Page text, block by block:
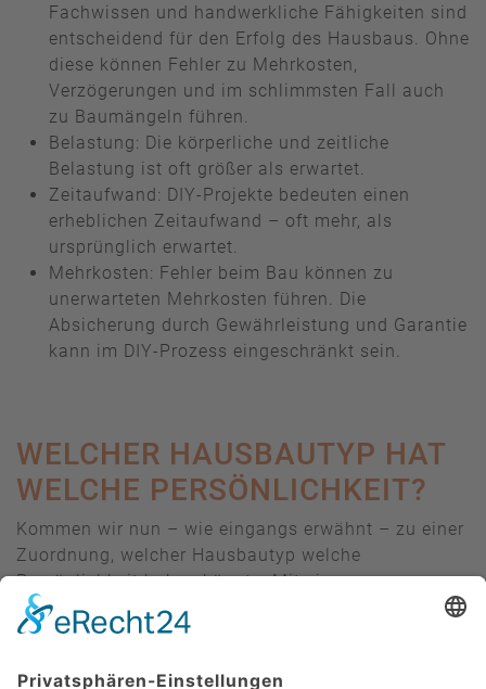
Fachwissen und handwerkliche Fähigkeiten sind
entscheidend für den Erfolg des Hausbaus. Ohne
diese können Fehler zu Mehrkosten,
Verzögerungen und im schlimmsten Fall auch
zu Baumängeln führen.
Belastung: Die körperliche und zeitliche
Belastung ist oft größer als erwartet.
Zeitaufwand: DIY-Projekte bedeuten einen
erheblichen Zeitaufwand – oft mehr, als
ursprünglich erwartet.
Mehrkosten: Fehler beim Bau können zu
unerwarteten Mehrkosten führen. Die
Absicherung durch Gewährleistung und Garantie
kann im DIY-Prozess eingeschränkt sein.
WELCHER HAUSBAUTYP HAT
WELCHE PERSÖNLICHKEIT?
Kommen wir nun – wie eingangs erwähnt – zu einer
Zuordnung, welcher Hausbautyp welche
Persönlichkeit haben könnte. Mit einem
Augenzwinkern und zum Schmunzeln haben wir
nachfolgende Beschreibungen erstellt: